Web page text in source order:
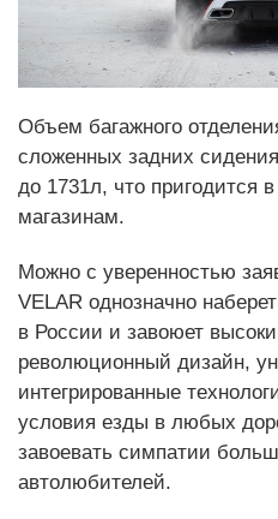
Объем багажного
сложенных задних
до 1731л, что пригодится
магазинам.
Можно с уверенностью
VELAR однозначно
в России и завоюет
революционный дизайн,
интегрированные
условия езды в любых
завоевать симпатии
автолюбителей.